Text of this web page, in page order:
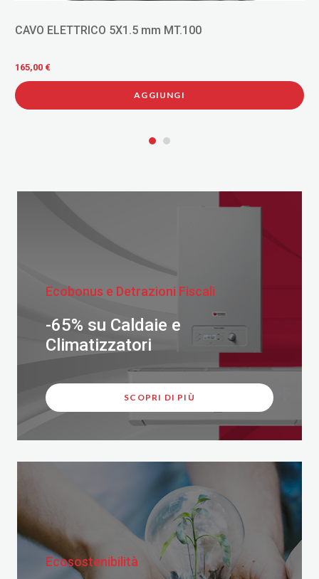
CAVO ELETTRICO 5X1.5 mm MT.100
165,00 €
AGGIUNGI
Ecobonus e Detrazioni Fiscali
-65% su Caldaie e
Climatizzatori
SCOPRI DI PIÙ
Ecosostenibilità